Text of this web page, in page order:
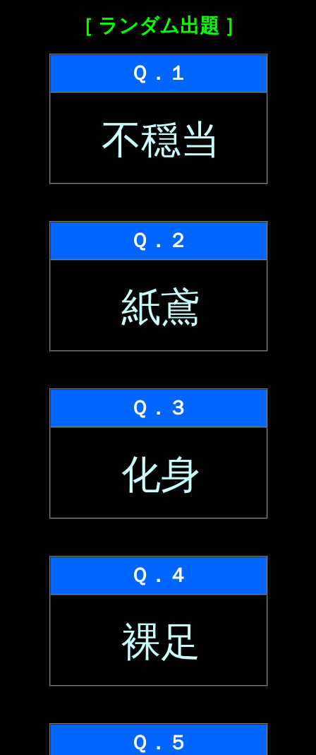
［ ランダム出題 ］
Ｑ．１
不穏当
Ｑ．２
紙鳶
Ｑ．３
化身
Ｑ．４
裸足
Ｑ．５